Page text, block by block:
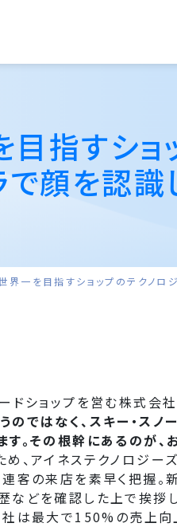
目指すショ
顔を認識
界一を目指すショップのテクノロ
ドショップを営む株式会社
ではなく、スキー・ス
。その根幹にあるのが、
め、アイネステクノロジ
客の来店を素早く把握。
どを確認した上で挨拶
社は最大で150%の売上向